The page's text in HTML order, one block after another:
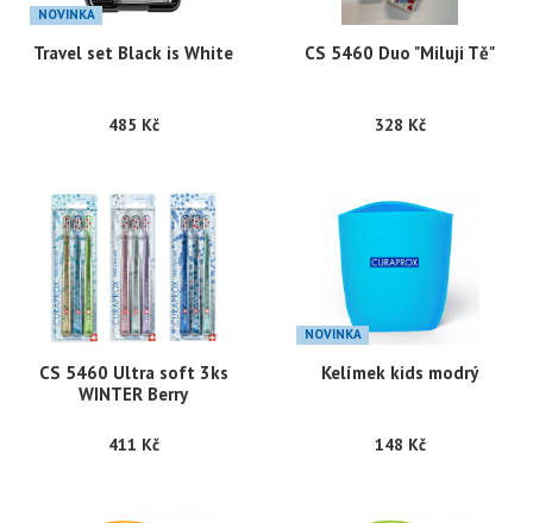
NOVINKA
Travel set Black is White
485 Kč
CS 5460 Duo "Miluji Tě"
328 Kč
CS 5460 Ultra soft 3ks
WINTER Berry
411 Kč
NOVINKA
Kelímek kids modrý
148 Kč